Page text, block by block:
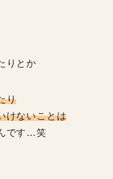
りとか
り
けないことは
です…笑